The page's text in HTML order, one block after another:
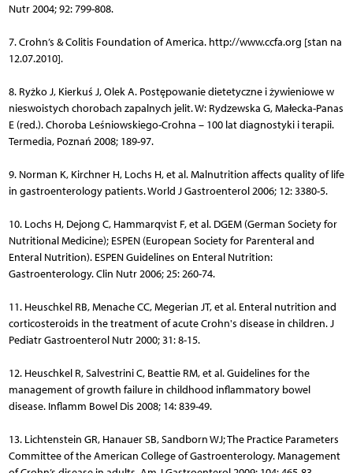
Nutr 2004; 92: 799-808.
7. Crohn’s & Colitis Foundation of America. http://www.ccfa.org [stan na
12.07.2010].
8. Ryżko J, Kierkuś J, Olek A. Postępowanie dietetyczne i żywieniowe w
nieswoistych chorobach zapalnych jelit. W: Ry­dzewska G, Małecka-Panas
E (red.). Choroba Leśniowskiego-Crohna – 100 lat diagnostyki i terapii.
Termedia, Poznań 2008; 189-97.
9. Norman K, Kirchner H, Lochs H, et al. Malnutrition affects quality of life
in gastroenterology patients. World J Gastroenterol 2006; 12: 3380-5.
10. Lochs H, Dejong C, Hammarqvist F, et al. DGEM (German Society for
Nutritional Medicine); ESPEN (European Society for Parenteral and
Enteral Nutrition). ESPEN Guidelines on Enteral Nutrition:
Gastroenterology. Clin Nutr 2006; 25: 260-74.
11. Heuschkel RB, Menache CC, Megerian JT, et al. Enteral nutrition and
corticosteroids in the treatment of acute Crohn's disease in children. J
Pediatr Gastroenterol Nutr 2000; 31: 8-15.
12. Heuschkel R, Salvestrini C, Beattie RM, et al. Guidelines for the
management of growth failure in childhood inflammatory bowel
disease. Inflamm Bowel Dis 2008; 14: 839-49.
13. Lichtenstein GR, Hanauer SB, Sandborn WJ; The Practice Parameters
Committee of the American College of Gastroenterology. Management